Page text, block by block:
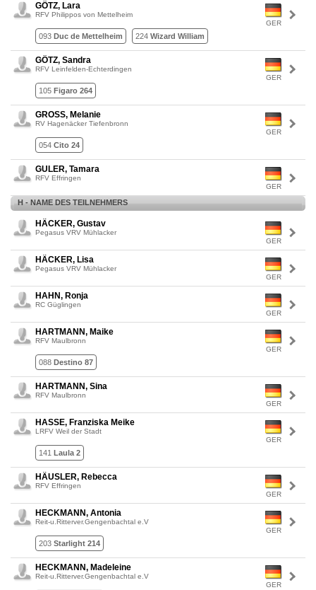
GER
GÖTZ, Lara
RFV Philippos von Mettelheim
093 Duc de Mettelheim 224 Wizard William
GER
GÖTZ, Sandra
RFV Leinfelden-Echterdingen
105 Figaro 264
GER
GROSS, Melanie
RV Hagenäcker Tiefenbronn
054 Cito 24
GER
GULER, Tamara
RFV Effringen
H - NAME DES TEILNEHMERS
GER
HÄCKER, Gustav
Pegasus VRV Mühlacker
GER
HÄCKER, Lisa
Pegasus VRV Mühlacker
GER
HAHN, Ronja
RC Güglingen
GER
HARTMANN, Maike
RFV Maulbronn
088 Destino 87
GER
HARTMANN, Sina
RFV Maulbronn
GER
HASSE, Franziska Meike
LRFV Weil der Stadt
141 Laula 2
GER
HÄUSLER, Rebecca
RFV Effringen
GER
HECKMANN, Antonia
Reit-u.Ritterver.Gengenbachtal e.V
203 Starlight 214
GER
HECKMANN, Madeleine
Reit-u.Ritterver.Gengenbachtal e.V